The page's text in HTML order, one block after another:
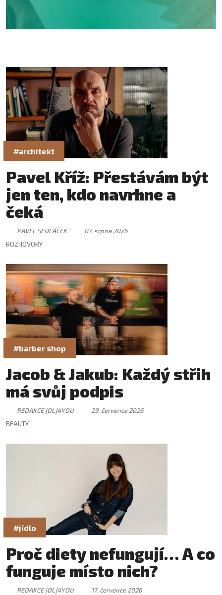
#architekt
Pavel Kříž: Přestávám být
jen ten, kdo navrhne a
čeká
PAVEL SEDLÁČEK
07. srpna 2026
ROZHOVORY
#barber shop
Jacob & Jakub: Každý střih
má svůj podpis
REDAKCE [OL]4YOU
29. července 2026
BEAUTY
#jídlo
Proč diety nefungují… A co
funguje místo nich?
REDAKCE [OL]4YOU
17. července 2026